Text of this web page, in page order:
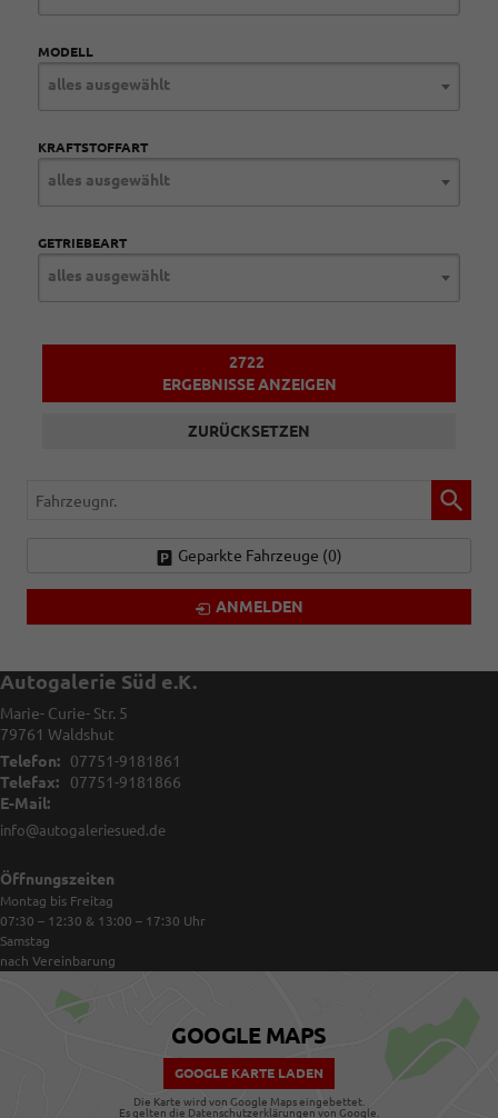
MODELL
alles ausgewählt
KRAFTSTOFFART
alles ausgewählt
GETRIEBEART
alles ausgewählt
2722
ERGEBNISSE ANZEIGEN
ZURÜCKSETZEN
Fahrzeugnr.
Geparkte Fahrzeuge (0)
ANMELDEN
Autogalerie Süd e.K.
Marie- Curie- Str. 5
79761 Waldshut
Telefon:
07751-9181861
Telefax:
07751-9181866
E-Mail:
info@autogaleriesued.de
Öffnungszeiten
Montag bis Freitag
07:30 – 12:30 & 13:00 – 17:30 Uhr
Samstag
nach Vereinbarung
GOOGLE MAPS
GOOGLE KARTE LADEN
Die Karte wird von Google Maps eingebettet.
Es gelten die Datenschutzerklärungen von Google.